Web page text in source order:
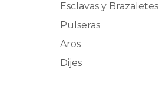
Esclavas y Brazaletes
Pulseras
Aros
Dijes